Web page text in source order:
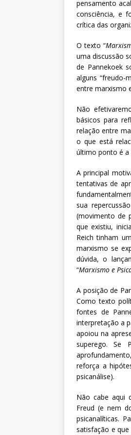
pensamento
consciência, e
crítica das
O texto “
uma discussão
de Pannekoek
alguns “freudo-
entre marxismo
Não
básicos para
relação entre
o que está
último ponto é a
A principal
tentativas de
sua
(movimento de
que existiu,
Reich tinham
marxismo se
dúvida, o
“Marxismo e
A posição de
Como texto
fontes de
interpretação a
apoiou na
superego. Se
reforça a
psicanálise).
Não cabe aqui
Freud (e nem
psicanalíticas.
satisfação e